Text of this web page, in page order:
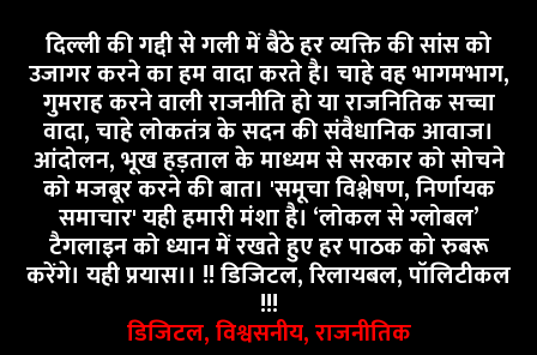
दिल्ली की गद्दी से गली में बैठे हर व्यक्ति की सांस को
उजागर करने का हम वादा करते है। चाहे वह भागमभाग,
गुमराह करने वाली राजनीति हो या राजनितिक सच्चा
वादा, चाहे लोकतंत्र के सदन की संवैधानिक आवाज।
आंदोलन, भूख हड़ताल के माध्यम से सरकार को सोचने
को मजबूर करने की बात। 'समूचा विश्लेषण, निर्णायक
समाचार' यही हमारी मंशा है। ‘लोकल से ग्लोबल’
टैगलाइन को ध्यान में रखते हुए हर पाठक को रुबरू
करेंगे। यही प्रयास।। !! डिजिटल, रिलायबल, पॉलिटीकल
!!!
डिजिटल, विश्वसनीय, राजनीतिक